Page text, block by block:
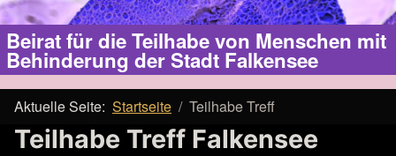
Beirat für die Teilhabe von Menschen mit
Behinderung der Stadt Falkensee
Aktuelle Seite: Startseite Teilhabe Treff
Teilhabe Treff Falkensee